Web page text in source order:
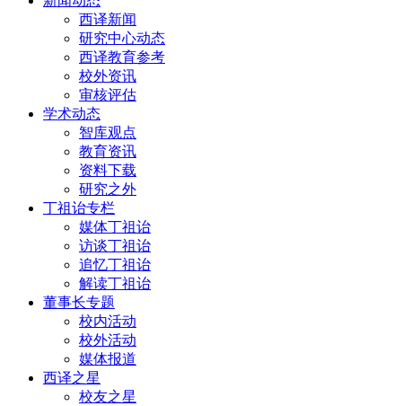
西译新闻
研究中心动态
西译教育参考
校外资讯
审核评估
学术动态
智库观点
教育资讯
资料下载
研究之外
丁祖诒专栏
媒体丁祖诒
访谈丁祖诒
追忆丁祖诒
解读丁祖诒
董事长专题
校内活动
校外活动
媒体报道
西译之星
校友之星